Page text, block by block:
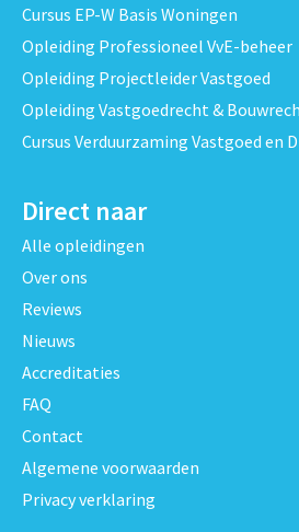
Cursus EP-W Basis Woningen
Opleiding Professioneel VvE-beheer
Opleiding Projectleider Vastgoed
Opleiding Vastgoedrecht &
Cursus Verduurzaming Vastgoed en
Direct naar
Alle opleidingen
Over ons
Reviews
Nieuws
Accreditaties
FAQ
Contact
Algemene voorwaarden
Privacy verklaring